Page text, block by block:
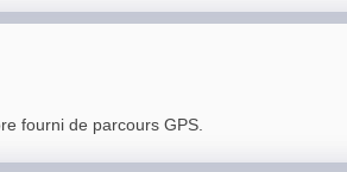
fourni de parcours GPS.